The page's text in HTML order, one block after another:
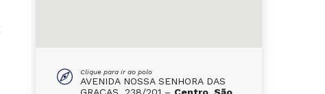
Clique para ir ao polo
AVENIDA NOSSA SENHORA DAS